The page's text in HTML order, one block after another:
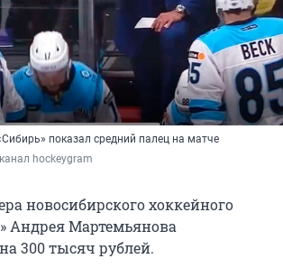
показал средний палец на матче
hockeygram
новосибирского хоккейного
Андрея Мартемьянова
300 тысяч рублей.